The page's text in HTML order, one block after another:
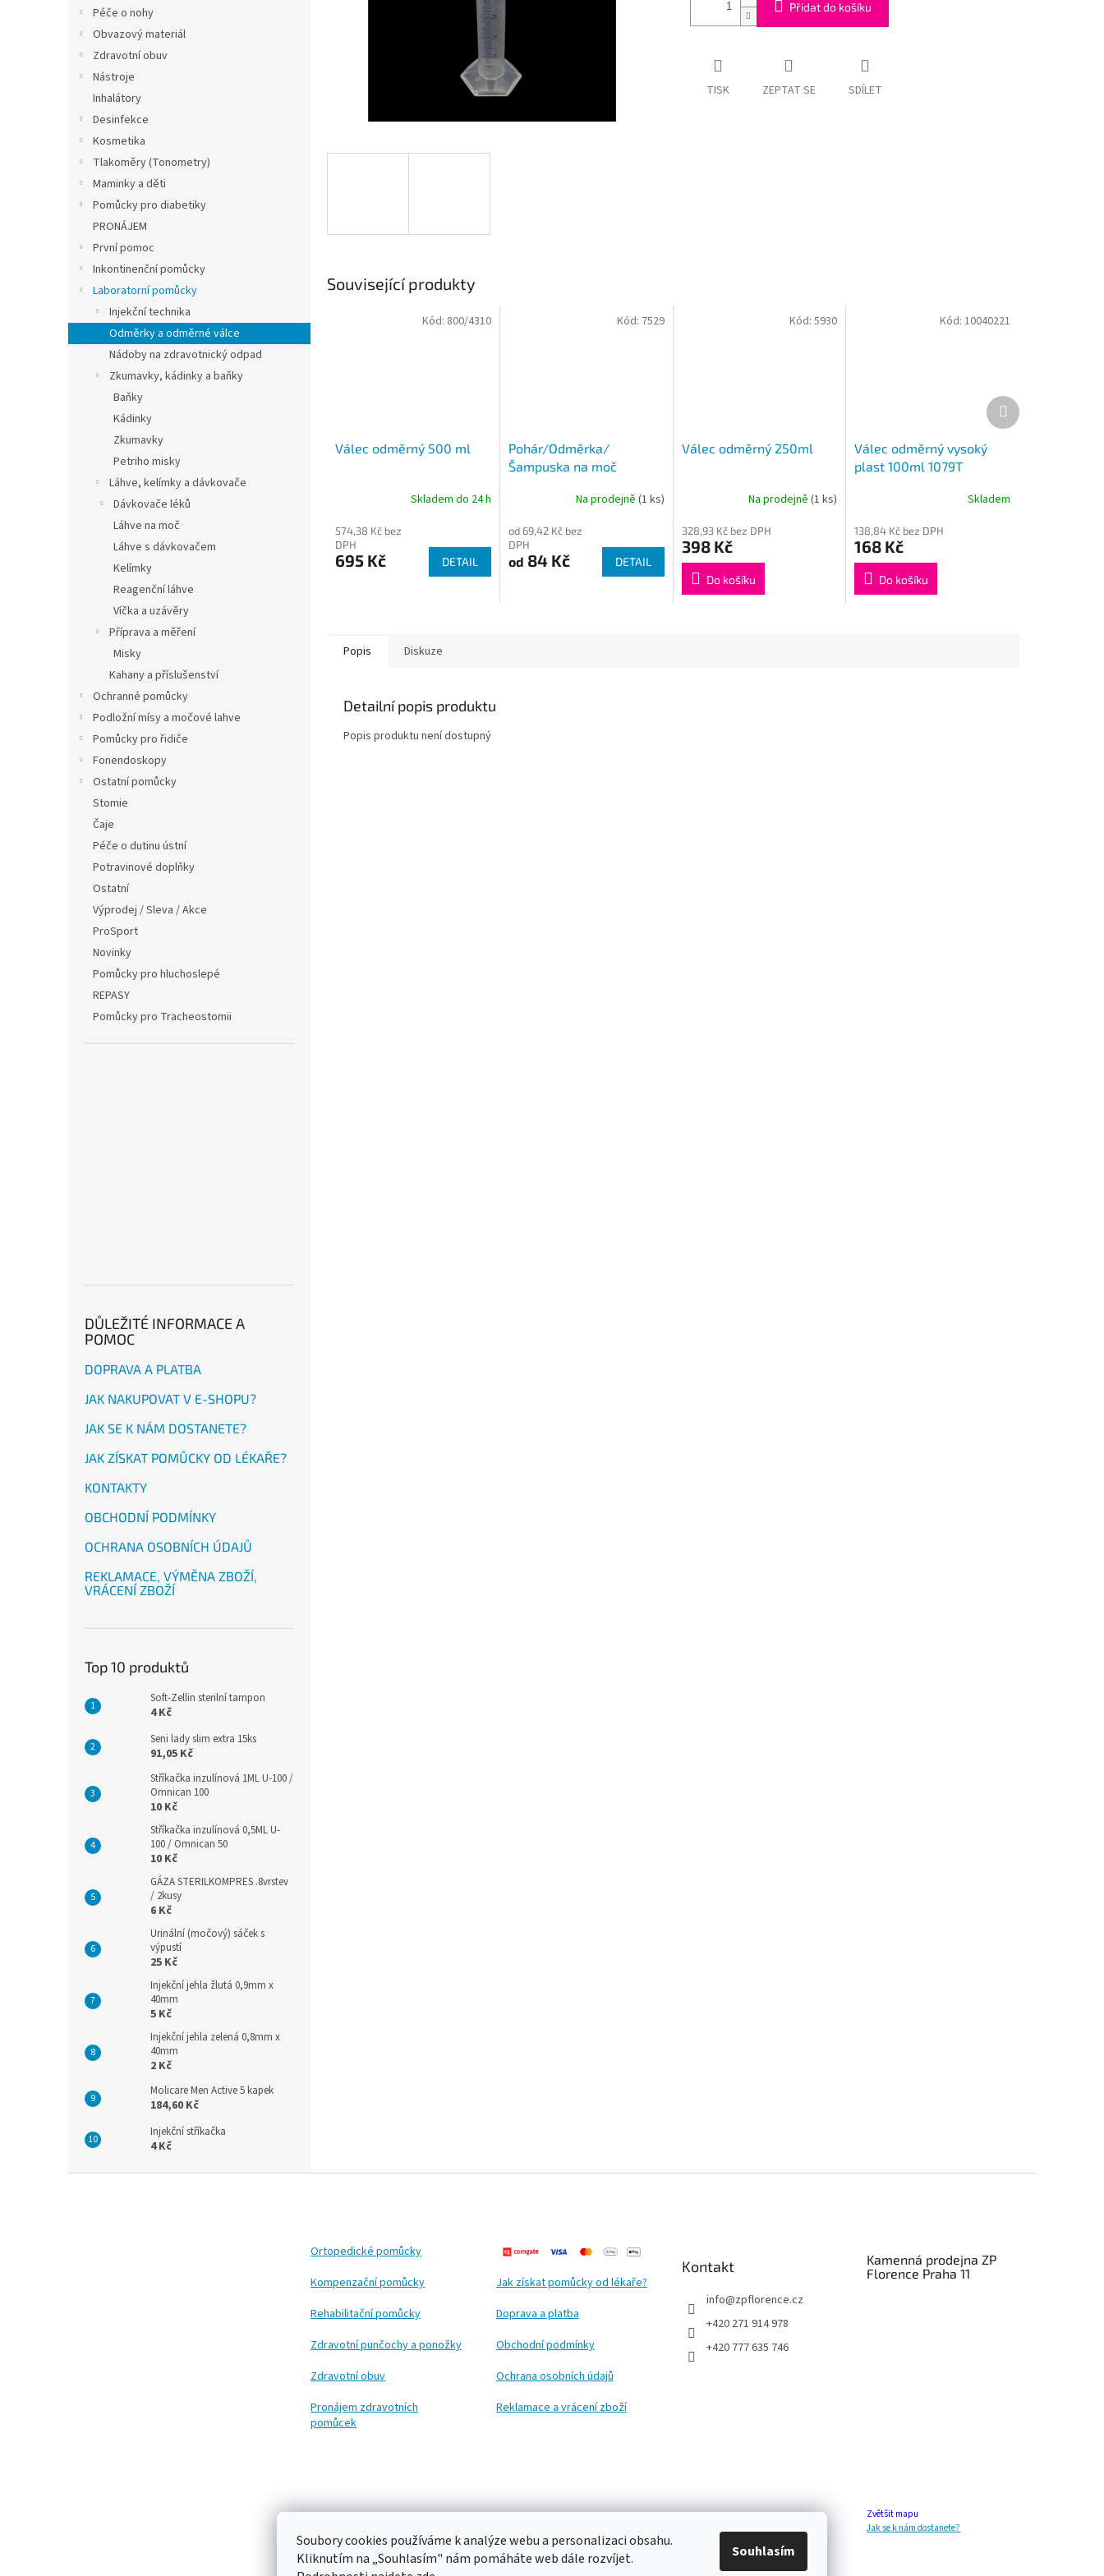
Soubory cookies používáme k analýze webu a personalizaci obsahu.
Kliknutím na „Souhlasím" nám pomáháte web dále rozvíjet.
Souhlasím
Péče o nohy
Obvazový materiál
Zdravotní obuv
Nástroje
Inhalátory
Desinfekce
Kosmetika
Tlakoměry (Tonometry)
Maminky a děti
Pomůcky pro diabetiky
PRONÁJEM
První pomoc
Inkontinenční pomůcky
Laboratorní pomůcky
Injekční technika
Odměrky a odměrné válce
Nádoby na zdravotnický odpad
Zkumavky, kádinky a baňky
Baňky
Kádinky
Zkumavky
Petriho misky
Láhve, kelímky a dávkovače
Dávkovače léků
Láhve na moč
Láhve s dávkovačem
Kelímky
Reagenční láhve
Víčka a uzávěry
Příprava a měření
Misky
Kahany a příslušenství
Ochranné pomůcky
Podložní mísy a močové lahve
Pomůcky pro řidiče
Fonendoskopy
Ostatní pomůcky
Stomie
Čaje
Péče o dutinu ústní
Potravinové doplňky
Ostatní
Výprodej / Sleva / Akce
ProSport
Novinky
Pomůcky pro hluchoslepé
REPASY
Pomůcky pro Tracheostomii
DŮLEŽITÉ INFORMACE A
POMOC
DOPRAVA A PLATBA
JAK NAKUPOVAT V E-SHOPU?
JAK SE K NÁM DOSTANETE?
JAK ZÍSKAT POMŮCKY OD LÉKAŘE?
KONTAKTY
OBCHODNÍ PODMÍNKY
OCHRANA OSOBNÍCH ÚDAJŮ
REKLAMACE, VÝMĚNA ZBOŽÍ,
VRÁCENÍ ZBOŽÍ
Top 10 produktů
Soft-Zellin sterilní tampon
4 Kč
Seni lady slim extra 15ks
91,05 Kč
Stříkačka inzulínová 1ML U-100 /
Omnican 100
10 Kč
Stříkačka inzulínová 0,5ML U-
100 / Omnican 50
10 Kč
GÁZA STERILKOMPRES .8vrstev
/ 2kusy
6 Kč
Urinální (močový) sáček s
výpustí
25 Kč
Injekční jehla žlutá 0,9mm x
40mm
5 Kč
Injekční jehla zelená 0,8mm x
40mm
2 Kč
Molicare Men Active 5 kapek
184,60 Kč
Injekční stříkačka
4 Kč
Přidat do košíku
TISK ZEPTAT SE SDÍLET
Související produkty
Válec odměrný 500 ml
Skladem do 24 h
574,38 Kč bez
DPH
695 Kč DETAIL
Kód: 800/4310
Pohár/Odměrka/
Šampuska na moč
Na prodejně (1 ks)
od 69,42 Kč bez
DPH
od 84 Kč DETAIL
Kód: 7529
Válec odměrný 250ml
Na prodejně(1 ks)
328,93 Kč bez DPH
398 Kč
Do košíku
Kód:5930
Válec odměrný vysoký
plast 100ml 1079T
Skladem
138,84 Kč bez DPH
168 Kč
Do košíku
Kód: 10040221
Další
produkt
Popis Diskuze
Detailní popis produktu
Popis produktu není dostupný
Ortopedické pomůcky
Kompenzační pomůcky
Rehabilitační pomůcky
Zdravotní punčochy a ponožky
Zdravotní obuv
Pronájem zdravotních
pomůcek
Jak získat pomůcky od lékaře?
Doprava a platba
Obchodní podmínky
Ochrana osobních údajů
Reklamace a vrácení zboží
Kontakt
info@zpflorence.cz
+420 271 914 978
+420 777 635 746
Kamenná prodejna ZP
Florence Praha 11
Zvětšit mapu
Jak se k nám dostanete?